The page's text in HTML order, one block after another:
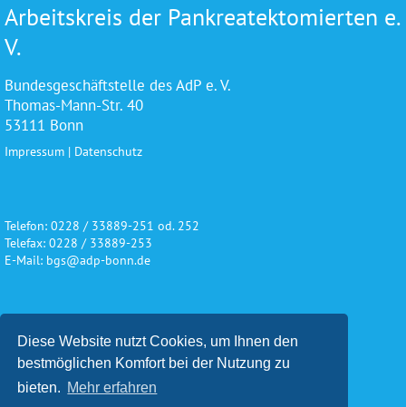
Diese Website nutzt Cookies, um Ihnen den
bestmöglichen Komfort bei der Nutzung zu
bieten. Mehr erfahren
Arbeitskreis der Pankreatektomierten e.
V.
Bundesgeschäftstelle des AdP e. V.
Thomas-Mann-Str. 40
53111 Bonn
Impressum | Datenschutz
Telefon: 0228 / 33889-251 od. 252
Telefax: 0228 / 33889-253
E-Mail: bgs@adp-bonn.de
Wir danken für die freundliche
Unterstützung und Förderung